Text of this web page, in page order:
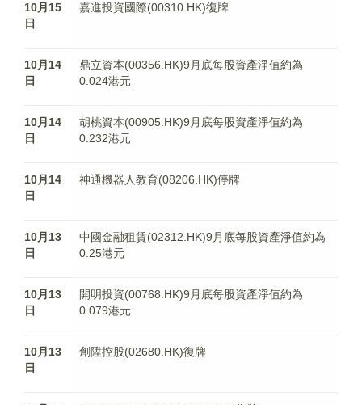
10月15
日
嘉進投資國際(00310.HK)復牌
10月14
日
鼎立資本(00356.HK)9月底每股資產淨值約為
0.024港元
10月14
日
胡桃資本(00905.HK)9月底每股資產淨值約為
0.232港元
10月14
日
神通機器人教育(08206.HK)停牌
10月13
日
中國金融租賃(02312.HK)9月底每股資產淨值約為
0.25港元
10月13
日
開明投資(00768.HK)9月底每股資產淨值約為
0.079港元
10月13
日
創陞控股(02680.HK)復牌